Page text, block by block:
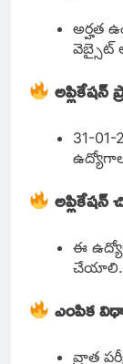
అర్హత
వెబ్సైట్
అప్లికేషన్
31-01-
అప్లికేషన్
ఈ
చేయాలి.
ఎంపిక
వ్రాత